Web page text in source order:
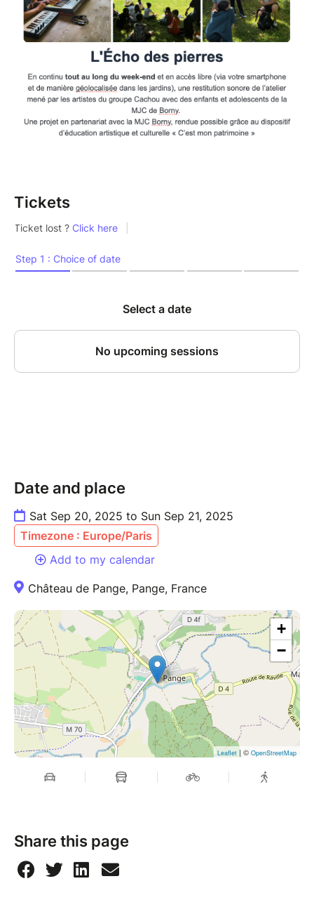
Tickets
Date and place
Sat Sep 20, 2025 to Sun Sep 21, 2025
Timezone : Europe/Paris
Add to my calendar
Château de Pange, Pange, France
+
−
Leaflet | © OpenStreetMap
Share this page